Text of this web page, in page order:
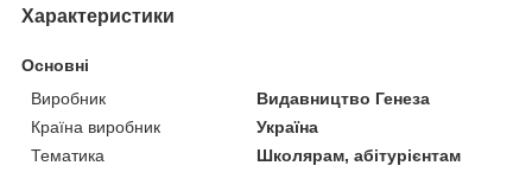
Характеристики
Основні
Виробник
Видавництво Генеза
Країна виробник
Україна
Тематика
Школярам, абітурієнтам